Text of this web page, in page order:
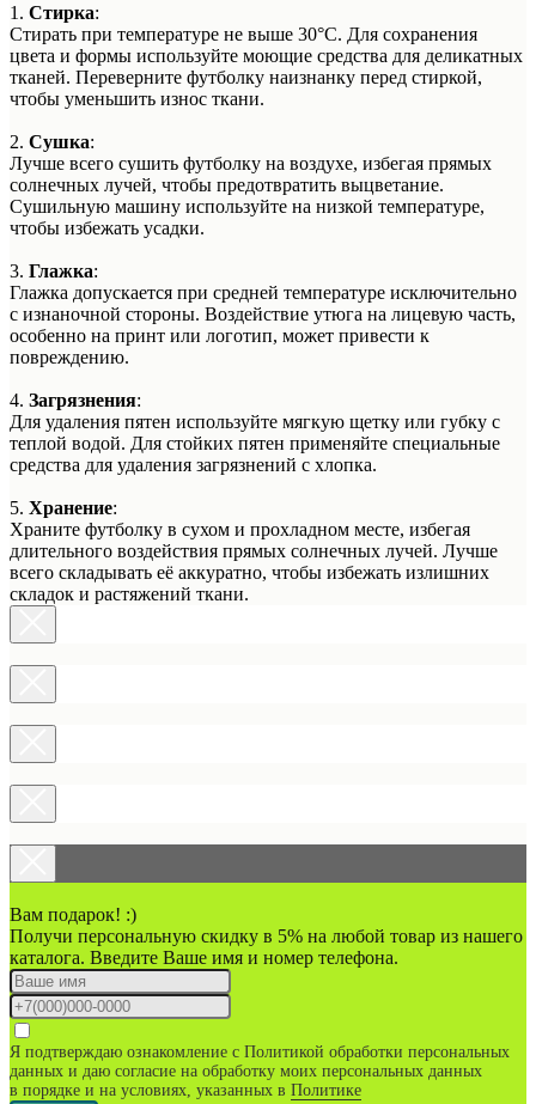
1. Стирка:
Стирать при температуре не выше 30°C. Для сохранения
цвета и формы используйте моющие средства для деликатных
тканей. Переверните футболку наизнанку перед стиркой,
чтобы уменьшить износ ткани.
2. Сушка:
Лучше всего сушить футболку на воздухе, избегая прямых
солнечных лучей, чтобы предотвратить выцветание.
Сушильную машину используйте на низкой температуре,
чтобы избежать усадки.
3. Глажка:
Глажка допускается при средней температуре исключительно
с изнаночной стороны. Воздействие утюга на лицевую часть,
особенно на принт или логотип, может привести к
повреждению.
4. Загрязнения:
Для удаления пятен используйте мягкую щетку или губку с
теплой водой. Для стойких пятен применяйте специальные
средства для удаления загрязнений с хлопка.
5. Хранение:
Храните футболку в сухом и прохладном месте, избегая
длительного воздействия прямых солнечных лучей. Лучше
всего складывать её аккуратно, чтобы избежать излишних
складок и растяжений ткани.
Вам подарок! :)
Получи персональную скидку в 5% на любой товар из нашего
каталога. Введите Ваше имя и номер телефона.
Я подтверждаю ознакомление с Политикой обработки персональных
данных и даю согласие на обработку моих персональных данных
в порядке и на условиях, указанных в Политике